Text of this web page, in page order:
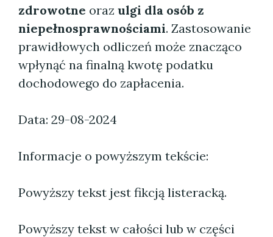
zdrowotne oraz ulgi dla osób z
niepełnosprawnościami. Zastosowanie
prawidłowych odliczeń może znacząco
wpłynąć na finalną kwotę podatku
dochodowego do zapłacenia.
Data: 29-08-2024
Informacje o powyższym tekście:
Powyższy tekst jest fikcją listeracką.
Powyższy tekst w całości lub w części